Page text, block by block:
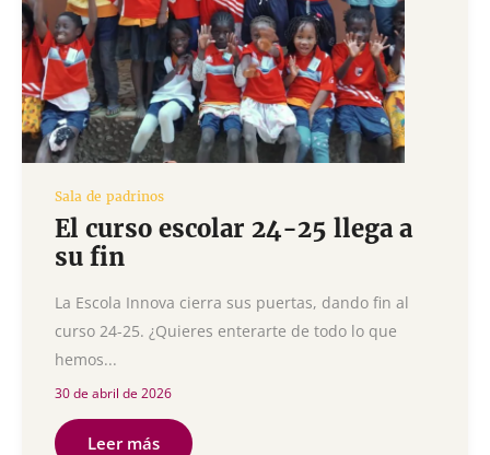
Sala de padrinos
El curso escolar 24-25 llega a
su fin
La Escola Innova cierra sus puertas, dando fin al
curso 24-25. ¿Quieres enterarte de todo lo que
hemos...
30 de abril de 2026
Leer más